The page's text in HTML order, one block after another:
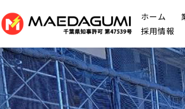
ホーム
採用情報